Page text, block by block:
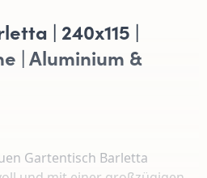
| 240x115 |
| Aluminium &
Gartentisch Barletta